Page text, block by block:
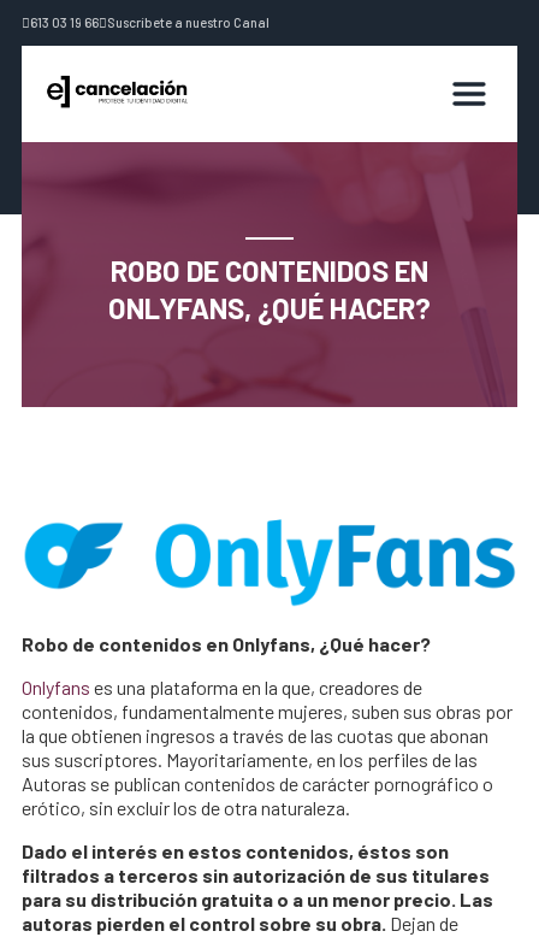
613 03 19 66 Suscríbete a nuestro Canal
ROBO DE CONTENIDOS EN
ONLYFANS, ¿QUÉ HACER?
Robo de contenidos en Onlyfans, ¿Qué hacer?
Onlyfans es una plataforma en la que, creadores de
contenidos, fundamentalmente mujeres, suben sus obras por
la que obtienen ingresos a través de las cuotas que abonan
sus suscriptores. Mayoritariamente, en los perfiles de las
Autoras se publican contenidos de carácter pornográfico o
erótico, sin excluir los de otra naturaleza.
Dado el interés en estos contenidos, éstos son
filtrados a terceros sin autorización de sus titulares
para su distribución gratuita o a un menor precio. Las
autoras pierden el control sobre su obra. Dejan de